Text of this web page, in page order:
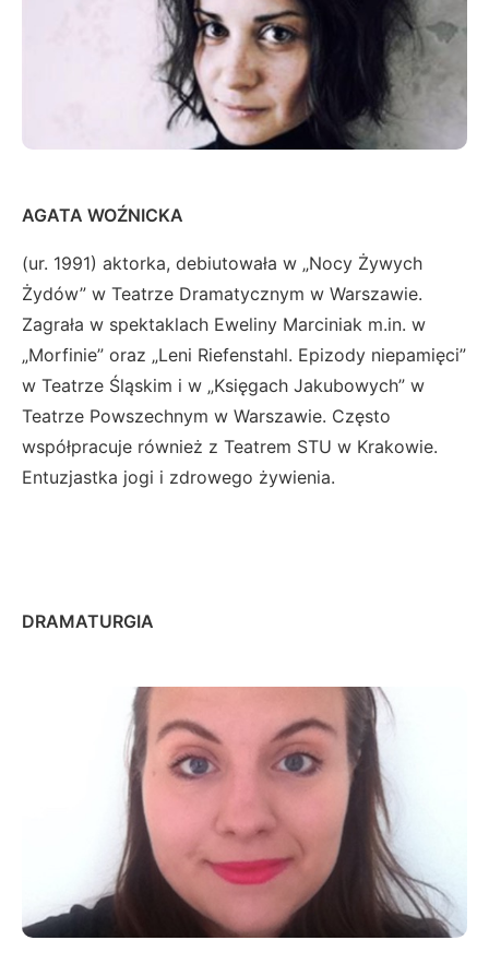
AGATA WOŹNICKA
(ur. 1991) aktorka, debiutowała w „Nocy Żywych
Żydów” w Teatrze Dramatycznym w Warszawie.
Zagrała w spektaklach Eweliny Marciniak m.in. w
„Morfinie” oraz „Leni Riefenstahl. Epizody niepamięci”
w Teatrze Śląskim i w „Księgach Jakubowych” w
Teatrze Powszechnym w Warszawie. Często
współpracuje również z Teatrem STU w Krakowie.
Entuzjastka jogi i zdrowego żywienia.
DRAMATURGIA